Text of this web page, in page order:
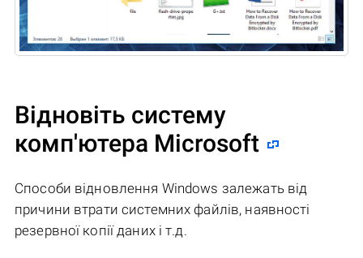
Відновіть систему
комп'ютера Microsoft
Способи відновлення Windows залежать від
причини втрати системних файлів, наявності
резервної копії даних і т.д.